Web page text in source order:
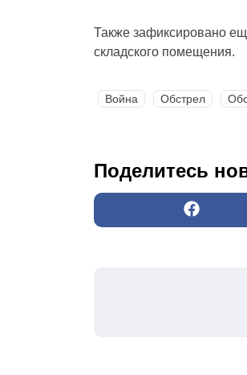
Также зафиксировано
складского помещения.
Война Обстрел
Поделитесь